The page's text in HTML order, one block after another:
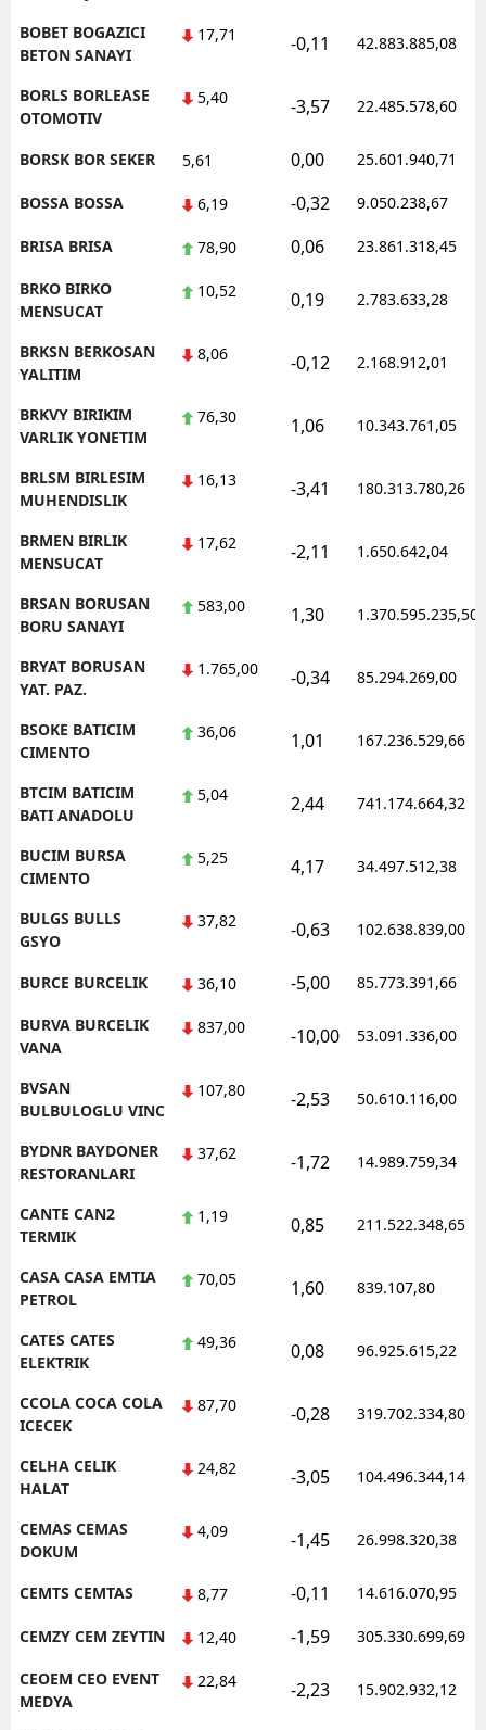
BOBET BOGAZICI
BETON SANAYI
17,71 -0,11 42.883.885,08
BORLS BORLEASE
OTOMOTIV
5,40 -3,57 22.485.578,60
BORSK BOR SEKER 5,61 0,00 25.601.940,71
BOSSA BOSSA 6,19 -0,32 9.050.238,67
BRISA BRISA 78,90 0,06 23.861.318,45
BRKO BIRKO
MENSUCAT
10,52 0,19 2.783.633,28
BRKSN BERKOSAN
YALITIM
8,06 -0,12 2.168.912,01
BRKVY BIRIKIM
VARLIK YONETIM
76,30 1,06 10.343.761,05
BRLSM BIRLESIM
MUHENDISLIK
16,13 -3,41 180.313.780,26
BRMEN BIRLIK
MENSUCAT
17,62 -2,11 1.650.642,04
BRSAN BORUSAN
BORU SANAYI
583,00 1,30 1.370.595.235,50
BRYAT BORUSAN
YAT. PAZ.
1.765,00 -0,34 85.294.269,00
BSOKE BATICIM
CIMENTO
36,06 1,01 167.236.529,66
BTCIM BATICIM
BATI ANADOLU
5,04 2,44 741.174.664,32
BUCIM BURSA
CIMENTO
5,25 4,17 34.497.512,38
BULGS BULLS
GSYO
37,82 -0,63 102.638.839,00
BURCE BURCELIK 36,10 -5,00 85.773.391,66
BURVA BURCELIK
VANA
837,00 -10,00 53.091.336,00
BVSAN
BULBULOGLU VINC
107,80 -2,53 50.610.116,00
BYDNR BAYDONER
RESTORANLARI
37,62 -1,72 14.989.759,34
CANTE CAN2
TERMIK
1,19 0,85 211.522.348,65
CASA CASA EMTIA
PETROL
70,05 1,60 839.107,80
CATES CATES
ELEKTRIK
49,36 0,08 96.925.615,22
CCOLA COCA COLA
ICECEK
87,70 -0,28 319.702.334,80
CELHA CELIK
HALAT
24,82 -3,05 104.496.344,14
CEMAS CEMAS
DOKUM
4,09 -1,45 26.998.320,38
CEMTS CEMTAS 8,77 -0,11 14.616.070,95
CEMZY CEM ZEYTIN 12,40 -1,59 305.330.699,69
CEOEM CEO EVENT
MEDYA
22,84 -2,23 15.902.932,12